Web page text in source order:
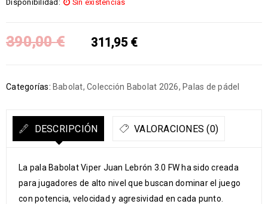
Disponibilidad: Sin existencias
390,00€ 311,95 €
Categorías: Babolat, Colección Babolat 2026, Palas de pádel
DESCRIPCIÓN VALORACIONES (0)
La pala BabolatViper Juan Lebrón 3.0 FW ha sido creada
para jugadores de alto nivel que buscan dominar el juego
con potencia, velocidad y agresividad en cada punto.